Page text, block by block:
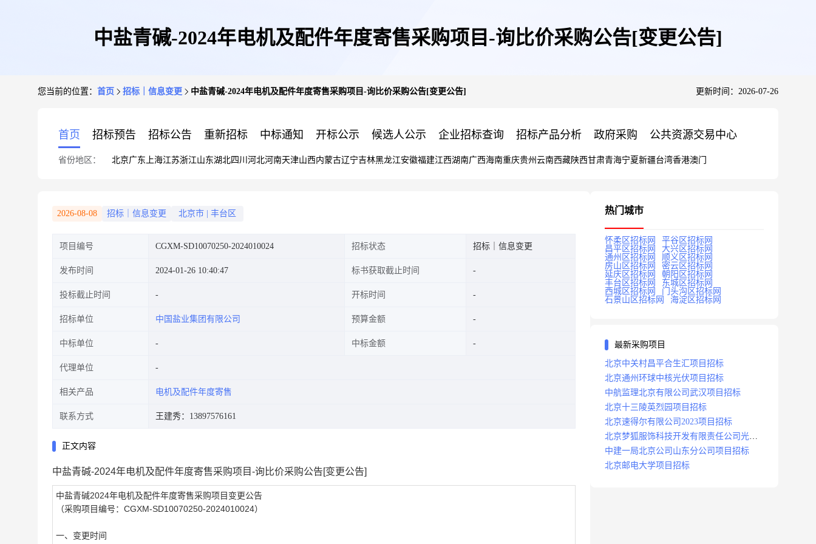
中盐青碱-2024年电机及配件年度寄售采购项目-询比价采购公告[变更公告]
您当前的位置： 首页 招标｜信息变更 中盐青碱-2024年电机及配件年度寄售采购项目-询比价采购公告[变更公告] 更新时间：2026-07-26
首页 招标预告 招标公告 重新招标 中标通知 开标公示 候选人公示 企业招标查询 招标产品分析 政府采购 公共资源交易中心
省份地区： 北京广东 上海江苏浙江山东湖北四川 河北河南天津山西内蒙古辽宁吉林黑龙江安徽福建江西湖南广西海南重庆贵州 云南西藏陕西甘肃青海宁夏新疆台湾香港澳门
2026-08-08 招标｜信息变更 北京市 丰台区
项目编号 CGXM-SD10070250-2024010024 招标状态 招标｜信息变更
发布时间 2024-01-26 10:40:47 标书获取截止时间
投标截止时间 开标时间
招标单位 中国盐业集团有限公司 预算金额
中标单位 中标金额
代理单位
相关产品 电机及配件年度寄售
联系方式 王建秀：13897576161
正文内容
中盐青碱-2024年电机及配件年度寄售采购项目-询比价采购公告[变更公告]
中盐青碱2024年电机及配件年度寄售采购项目变更公告
（采购项目编号：CGXM-SD10070250-2024010024）
一、变更时间
热门城市
怀柔区招标网
平谷区招标网
昌平区招标网
大兴区招标网
通州区招标网
顺义区招标网
房山区招标网
密云区招标网
延庆区招标网
朝阳区招标网
丰台区招标网
东城区招标网
西城区招标网
门头沟区招标网
石景山区招标网
海淀区招标网
最新采购项目
北京中关村昌平合生汇项目招标
北京通州环球中核光伏项目招标
中航监理北京有限公司武汉项目招标
北京十三陵英烈园项目招标
北京速得尔有限公司2023项目招标
北京梦狐服饰科技开发有限责任公司光绿
能项目招标公告
中建一局北京公司山东分公司项目招标
北京邮电大学项目招标